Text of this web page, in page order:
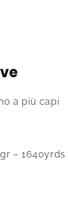
a più capi
– 1640yrds